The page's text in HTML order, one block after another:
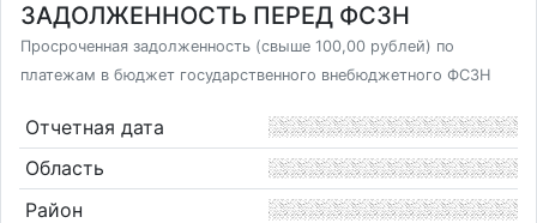
ЗАДОЛЖЕННОСТЬ ПЕРЕД ФСЗН
Просроченная задолженность (свыше 100,00 рублей) по
платежам в бюджет государственного внебюджетного ФСЗН
Отчетная дата
Область
Район